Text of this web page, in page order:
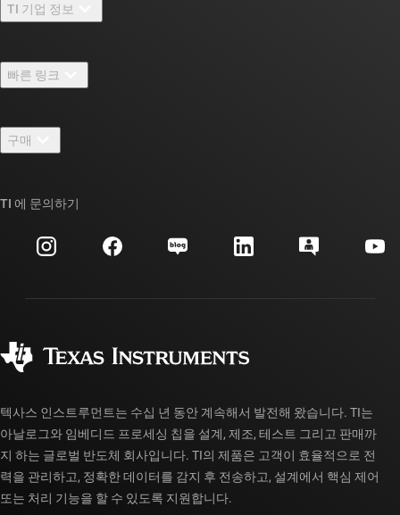
TI 기업 정보
채용
뉴스룸
이벤트
투자 관계
빠른 링크
TI E2E™ 설계 지원 포럼
대체품 검색
고객 지원 센터
myTI 계정 FAQ
구매
주문 FAQ
TI 에 문의하기
텍사스 인스트루먼트는 수십 년 동안 계속해서 발전해 왔습니다. TI는
아날로그와 임베디드 프로세싱 칩을 설계, 제조, 테스트 그리고 판매까
지 하는 글로벌 반도체 회사입니다. TI의 제품은 고객이 효율적으로 전
력을 관리하고, 정확한 데이터를 감지 후 전송하고, 설계에서 핵심 제어
또는 처리 기능을 할 수 있도록 지원합니다.